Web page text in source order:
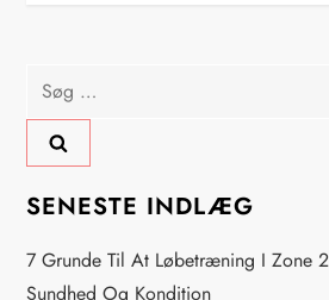
l
æ
g
s
Søg
efter:
SENESTE INDLÆG
7 Grunde Til At Løbetræning I Zone
Sundhed Og Kondition